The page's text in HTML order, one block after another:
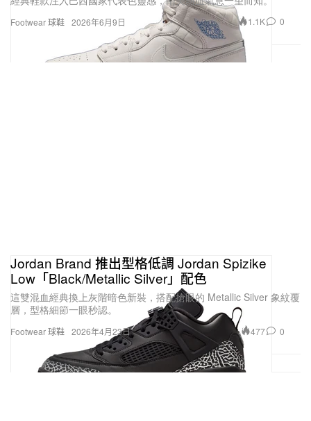
Footwear 球鞋 2026年6月9日 1.1K 0
Footwear 球鞋
Jordan Brand 推出型格低調 Jordan Spizike
Low「Black/Metallic Silver」配色
這雙混血經典換上灰階暗色新裝，搭配搶眼的 Metallic Silver 象紋覆
層，型格細節一眼秒認。
2026年4月23日 477 0